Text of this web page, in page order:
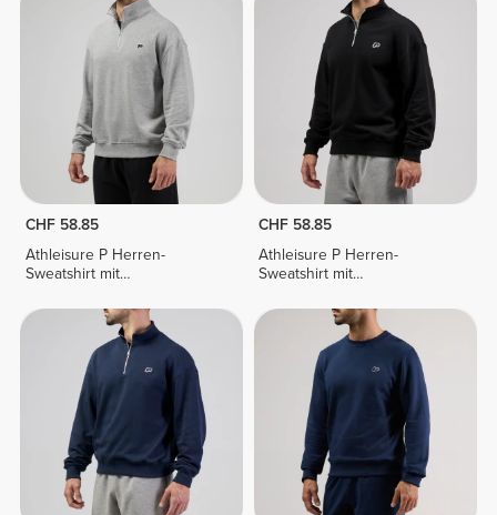
CHF 58.85
Athleisure P Herren-
Sweatshirt mit
CHF 58.85
Athleisure P Herren-
Sweatshirt mit